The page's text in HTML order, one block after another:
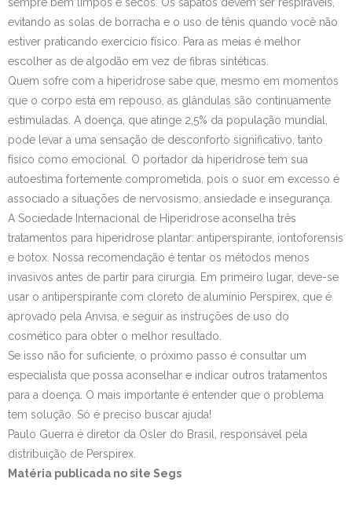
evitando as solas de borracha e o uso de tênis quando você não
estiver praticando exercício físico. Para as meias é melhor
escolher as de algodão em vez de fibras sintéticas.
Quem sofre com a hiperidrose sabe que, mesmo em momentos
que o corpo está em repouso, as glândulas são continuamente
estimuladas. A doença, que atinge 2,5% da população mundial,
pode levar a uma sensação de desconforto significativo, tanto
físico como emocional. O portador da hiperidrose tem sua
autoestima fortemente comprometida, pois o suor em excesso é
associado a situações de nervosismo, ansiedade e insegurança.
A Sociedade Internacional de Hiperidrose aconselha três
tratamentos para hiperidrose plantar: antiperspirante, iontoforensis
e botox. Nossa recomendação é tentar os métodos menos
invasivos antes de partir para cirurgia. Em primeiro lugar, deve-se
usar o antiperspirante com cloreto de alumínio Perspirex, que é
aprovado pela Anvisa, e seguir as instruções de uso do
cosmético para obter o melhor resultado.
Se isso não for suficiente, o próximo passo é consultar um
especialista que possa aconselhar e indicar outros tratamentos
para a doença. O mais importante é entender que o problema
tem solução. Só é preciso buscar ajuda!
Paulo Guerra é diretor da Osler do Brasil, responsável pela
distribuição de Perspirex.
Matéria publicada no site Segs